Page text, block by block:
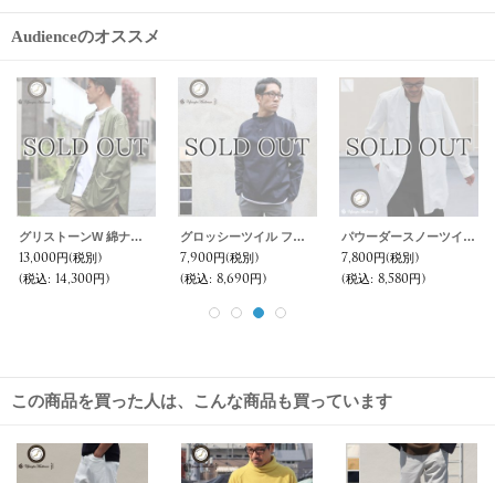
Audienceのオススメ
グリストーンW 綿ナイロン高密度ギャバ ガーデニングコート『MADE IN JAPAN』『日本製』【送料無料】Upscape Audience
13,000円(税別)
(税込: 14,300円)
グロッシーツイル フィッシャーマンスモックシャツ【MADE IN JAPAN】『日本製』/ Upscape Audience
7,900円(税別)
(税込: 8,690円)
パウーダースノーツイル ローマシャツコート【MADE IN JAPAN】『日本製』/ Upscape Audience
7,800円(税別)
(税込: 8,580円)
この商品を買った人は、こんな商品も買っています